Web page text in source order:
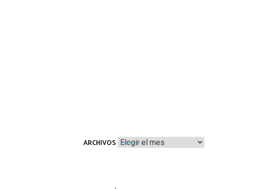
ARCHIVOS Archivos